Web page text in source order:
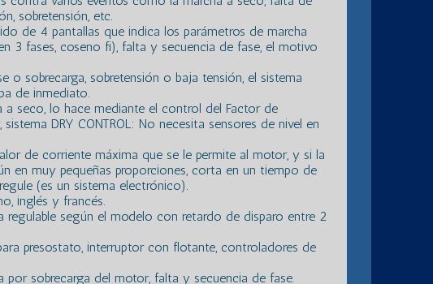
sobretensión, etc.
de 4 pantallas que indica los parámetros de marcha
3 fases, coseno fi), falta y secuencia de fase, el motivo
o sobrecarga, sobretensión o baja tensión, el sistema
de inmediato.
a seco, lo hace mediante el control del Factor de
DRY CONTROL: No necesita sensores de nivel en
de corriente máxima que se le permite al motor, y si la
en muy pequeñas proporciones, corta en un tiempo de
(es un sistema electrónico).
inglés y francés.
regulable según el modelo con retardo de disparo entre 2
presostato, interruptor con flotante, controladores de
por sobrecarga del motor, falta y secuencia de fase.